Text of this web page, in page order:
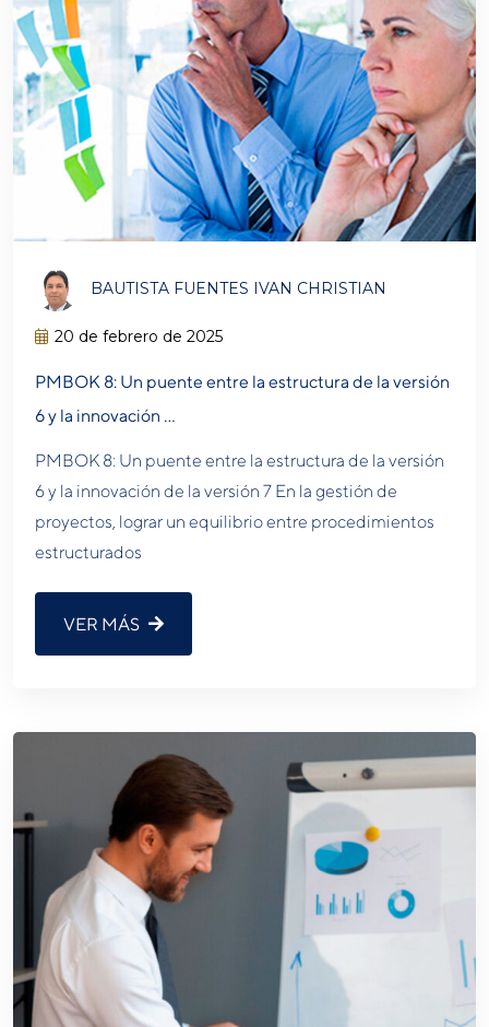
BAUTISTA FUENTES IVAN CHRISTIAN
20 de febrero de 2025
PMBOK 8: Un puente entre la estructura de la versión
6 y la innovación …
PMBOK 8: Un puente entre la estructura de la versión
6 y la innovación de la versión 7 En la gestión de
proyectos, lograr un equilibrio entre procedimientos
estructurados
VER MÁS